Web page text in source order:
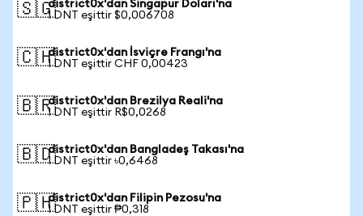
🇸🇬district0x'dan Singapur Doları'na
1 DNT eşittir $0,006708
🇨🇭district0x'dan İsviçre Frangı'na
1 DNT eşittir CHF 0,00423
🇧🇷district0x'dan Brezilya Reali'na
1 DNT eşittir R$0,0268
🇧🇩district0x'dan Bangladeş Takası'na
1 DNT eşittir ৳0,6468
🇵🇭district0x'dan Filipin Pezosu'na
1 DNT eşittir ₱0,318